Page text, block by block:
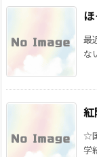
最
な
☆
学